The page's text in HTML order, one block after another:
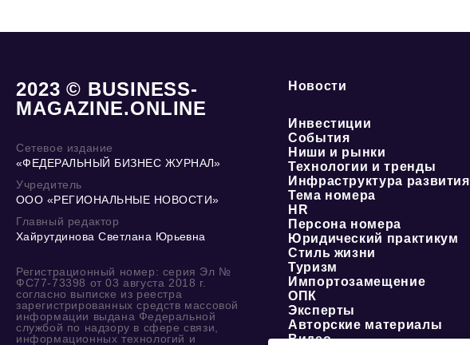
2023 © BUSINESS-
MAGAZINE.ONLINE
Сетевое издание
«ФЕДЕРАЛЬНЫЙ БИЗНЕС ЖУРНАЛ»
Учредитель
ООО «РЕГИОНАЛЬНЫЕ НОВОСТИ»
Главный редактор
Хайрутдинова Светлана Юрьевна
Регистрационный номер: серия Эл №
ФС77-73398 от 03 августа 2018 г.
согласно выписке из реестра
зарегистрированных средств массовой
информации выдана Федеральной
службой по надзору в сфере связи,
информационных технологий и
Новости
Инвестиции
События
Ниши и рынки
Технологии и тренды
Инфраструктура развития
Тема номера
HR
Персона номера
Юридический практикум
Стиль жизни
Туризм
Импортозамещение
ОПК
Эксперты
Авторские материалы
Видео